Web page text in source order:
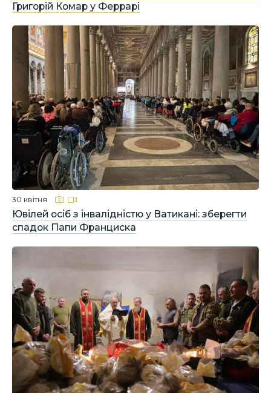
Григорій Комар у Феррарі
Ювілей осіб з інвалідністю у Ватикані: зберегти
спадок Папи Франциска
30 квітня